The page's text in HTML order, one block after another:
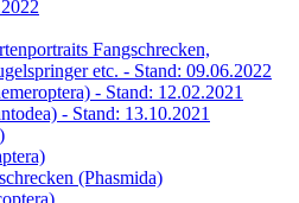
Fangschrecken,
etc. - Stand: 09.06.2022
- Stand: 12.02.2021
- Stand: 13.10.2021
(Phasmida)